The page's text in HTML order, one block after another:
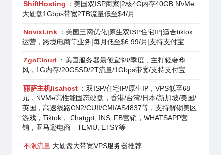
ShiftHosting
：美国双ISP商家|2核4G内存40GB NVMe
大硬盘1Gbps带宽2TB流量低至$4/月
NovixLink ：美国三网优化|原生双ISP住宅IP|适合tiktok
运营，跨境电商等业务|每月低至$6.99/月|支持支付宝
ZgoCloud
：美国服务器最便宜$8/季度，主打轻奢华
风，1G内存/20GSSD/2T流量/1Gbps带宽/支持支付宝
丽萨主机lisahost ：双ISP/住宅IP/原生IP，VPS低至68
元，NVMe高性能固态硬盘，香港/台湾/日本/新加坡/美国/
英国，高速线路CN2/CUII/CMI/AS4837等，支持解锁美区
游戏，Tiktok， Chatgpt, INS, FB营销，WHATSAPP营
销，亚马逊电商，TEMU, ETSY等
不限流量 大硬盘大带宽VPS服务器推荐